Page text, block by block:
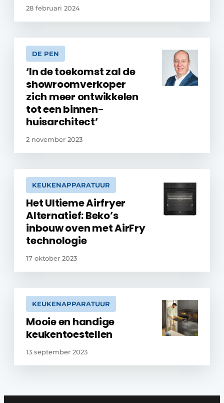
28 februari 2024
DE PEN
‘In de toekomst zal de
showroomverkoper
zich meer ontwikkelen
tot een binnen­
huisarchitect’
2 november 2023
KEUKENAPPARATUUR
Het Ultieme Airfryer
Alternatief: Beko’s
inbouw oven met AirFry
technologie
17 oktober 2023
KEUKENAPPARATUUR
Mooie en handige
keukentoestellen
13 september 2023